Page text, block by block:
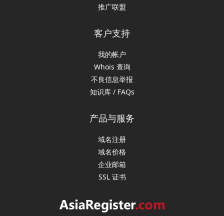
推广联盟
客户支持
我的帐户
Whois 查询
不良信息举报
知识库 / FAQs
产品与服务
域名注册
域名价格
企业邮箱
SSL 证书